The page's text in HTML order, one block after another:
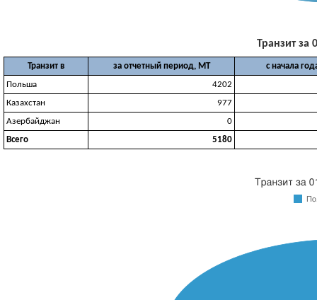
Транзит за
Транзит в за отчетный период, МТ
с начала
Польша
4202
Казахстан
977
Азербайджан
0
Всего
5180